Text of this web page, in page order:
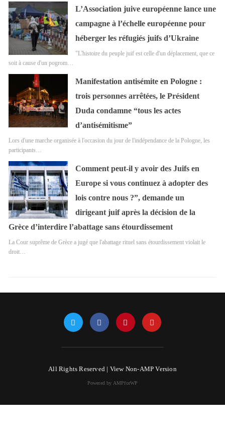
L’Association juive européenne lance une
campagne à l’échelle européenne pour
héberger les réfugiés juifs d’Ukraine
"L'histoire du peuple juif est celle d'un déplacement, que ce
soit à cause d'un pogrom…
Manifestation antisémite en Pologne :
trois personnes arrêtées, le Président
Duda condamne “tous les actes
d’antisémitisme”
Lors d'une marche organisée à l'occasion du jour de l'indépendance de la Pologne, les
participants…
Comment peut-il y avoir des Juifs en
Europe si vous continuez à adopter des
lois contre nous ?”, demande un
dirigeant juif après la décision de la
Grèce d’interdire l’abattage sans étourdissement
La Cour suprême de Grèce a jugé que l'abattage rituel sans étourdissement violait le
droit…
All Rights Reserved | View Non-AMP Version
Powered by AMPforWP